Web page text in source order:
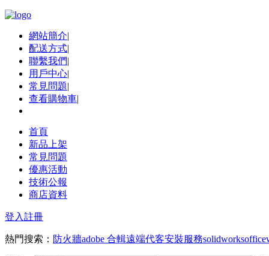
網站簡介|
配送方式|
聯繫我們|
用戶中心|
常見問題|
查看購物車|
首頁
新品上架
常見問題
優惠活動
技術公報
商店資料
登入註冊
熱門搜索： 防火牆adobe 合輯遠端代客安裝服務solidworksoffice